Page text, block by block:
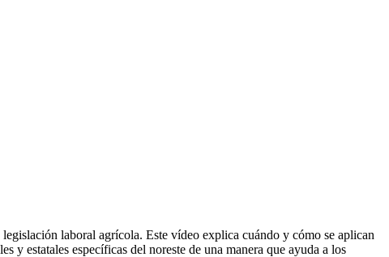
laboral agrícola. Este vídeo explica cuándo y cómo se aplican
y estatales específicas del noreste de una manera que ayuda a los